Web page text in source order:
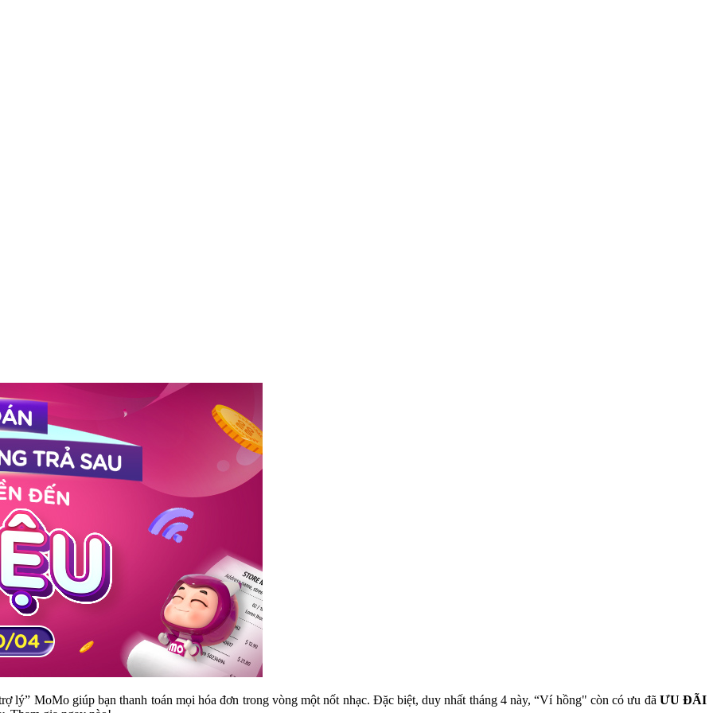
lý” MoMo giúp bạn thanh toán mọi hóa đơn trong vòng một nốt nhạc. Đặc biệt, duy nhất tháng 4 này, “Ví hồng" còn có ưu đã ƯU ĐÃI